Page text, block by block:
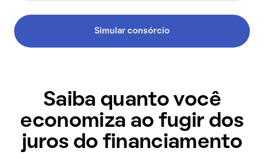
Simular consórcio
Saiba quanto você
economiza ao fugir dos
juros do financiamento